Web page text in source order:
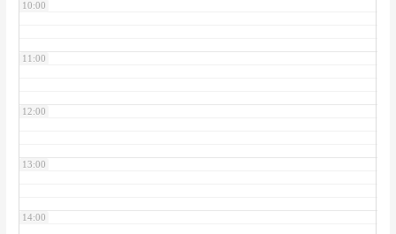
10:00
11:00
12:00
13:00
14:00